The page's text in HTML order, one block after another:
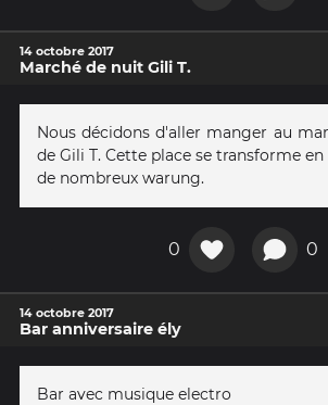
14 octobre 2017
Marché de nuit Gili T.
Nous décidons d'aller manger au
de Gili T. Cette place se transforme
de nombreux warung.
0 0
14 octobre 2017
Bar anniversaire ély
Bar avec musique electro